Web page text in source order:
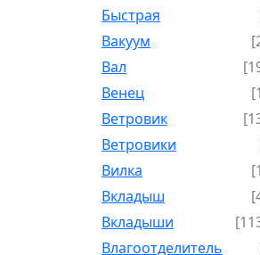
Быстрая
Вакуум
Вал
Венец
Ветровик
Ветровики
Вилка
Вкладыш
Вкладыши
Влагоотделитель